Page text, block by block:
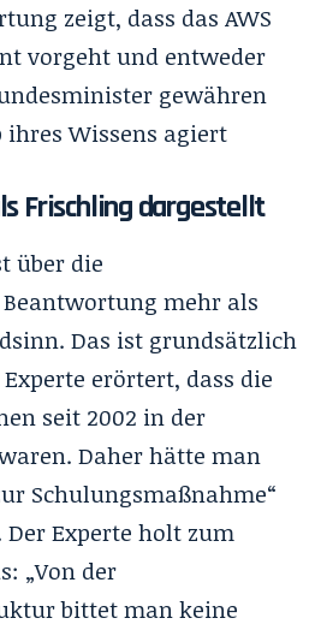
zeigt, dass das AWS
vorgeht und entweder
gewähren
Wissens agiert
Frischling dargestellt
über die
mehr als
Das ist grundsätzlich
erörtert, dass die
seit 2002 in der
Daher hätte man
Schulungsmaßnahme“
Experte holt zum
„Von der
bittet man keine